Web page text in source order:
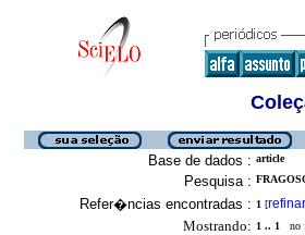
Base de dados : article
Pesquisa :
Refer�ncias encontradas : 1 [refinar
Mostrando: 1 .. 1 no